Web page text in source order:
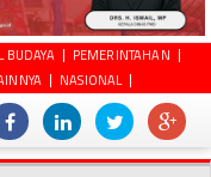
BUDAYA
PEMERINTAHAN
NASIONAL